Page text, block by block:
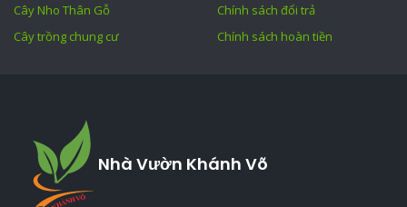
Cây Nho Thân Gỗ
Cây trồng chung cư
Chính sách đổi trả
Chính sách hoàn tiền
Nhà Vườn Khánh Võ